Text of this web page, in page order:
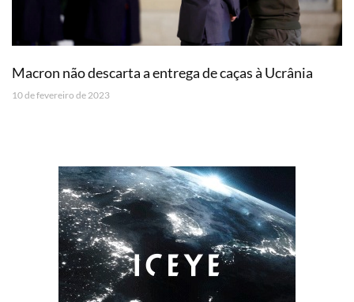
Macron não descarta a entrega de caças à Ucrânia
10 de fevereiro de 2023